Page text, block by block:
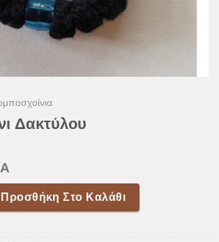
Δακτύλου
ποσότητα
Προσθήκη Στο Καλάθι